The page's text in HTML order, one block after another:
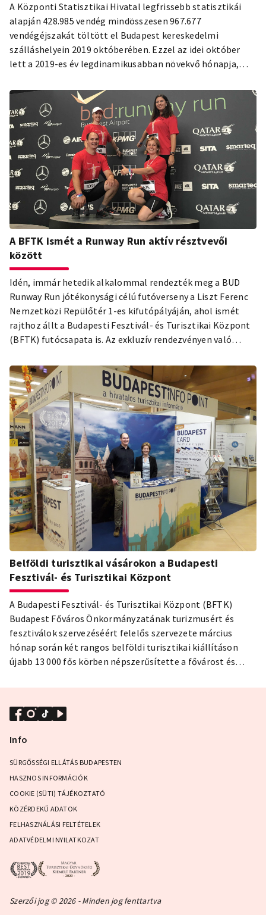
A Központi Statisztikai Hivatal legfrissebb statisztikái
alapján 428.985 vendég mindösszesen 967.677
vendégéjszakát töltött el Budapest kereskedelmi
szálláshelyein 2019 októberében. Ezzel az idei október
lett a 2019-es év legdinamikusabban növekvő hónapja,
tekintve. A kereskedelmi szálláshelyek összesített
árbevételei megközelítették a 25 milliárd Ft-ot. Pozitív
meglepetést okozott az izraeli, a német és több V4-es
piac is. A Budapesti Fesztivál- és Turisztikai Központ
(BFTK) elemzése.
A BFTK ismét a Runway Run aktív résztvevői
között
Idén, immár hetedik alkalommal rendezték meg a BUD
Runway Run jótékonysági célú futóverseny a Liszt Ferenc
Nemzetközi Repülőtér 1-es kifutópályáján, ahol ismét
rajthoz állt a Budapesti Fesztivál- és Turisztikai Központ
(BFTK) futócsapata is. Az exkluzív rendezvényen való
sportolás, mint életforma jelentőségét Budapesten,
Európa idei Sportfővárosában.
Belföldi turisztikai vásárokon a Budapesti
Fesztivál- és Turisztikai Központ
A Budapesti Fesztivál- és Turisztikai Központ (BFTK)
Budapest Főváros Önkormányzatának turizmusért és
fesztiválok szervezéséért felelős szervezete március
hónap során két rangos belföldi turisztikai kiállításon
újabb 13 000 fős körben népszerűsítette a fővárost és
Info
SÜRGŐSSÉGI ELLÁTÁS BUDAPESTEN
HASZNOS INFORMÁCIÓK
COOKIE (SÜTI) TÁJÉKOZTATÓ
KÖZÉRDEKŰ ADATOK
FELHASZNÁLÁSI FELTÉTELEK
ADATVÉDELMI NYILATKOZAT
Szerzői jog © 2026 - Minden jog fenttartva